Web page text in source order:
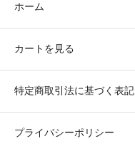
ホーム
カートを見る
特定商取引法に基づく表記
プライバシーポリシー